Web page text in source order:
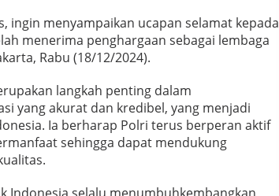
ingin menyampaikan ucapan selamat kepada
menerima penghargaan sebagai lembaga
Rabu (18/12/2024).
langkah penting dalam
yang akurat dan kredibel, yang menjadi
Ia berharap Polri terus berperan aktif
sehingga dapat mendukung